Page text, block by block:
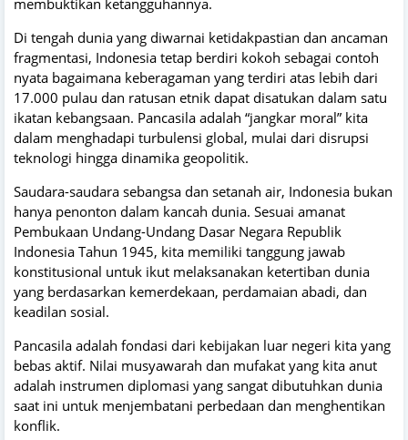
Di tengah dunia yang diwarnai ketidakpastian dan ancaman
fragmentasi, Indonesia tetap berdiri kokoh sebagai contoh
nyata bagaimana keberagaman yang terdiri atas lebih dari
17.000 pulau dan ratusan etnik dapat disatukan dalam satu
ikatan kebangsaan. Pancasila adalah “jangkar moral” kita
dalam menghadapi turbulensi global, mulai dari disrupsi
teknologi hingga dinamika geopolitik.
Saudara-saudara sebangsa dan setanah air, Indonesia bukan
hanya penonton dalam kancah dunia. Sesuai amanat
Pembukaan Undang-Undang Dasar Negara Republik
Indonesia Tahun 1945, kita memiliki tanggung jawab
konstitusional untuk ikut melaksanakan ketertiban dunia
yang berdasarkan kemerdekaan, perdamaian abadi, dan
keadilan sosial.
Pancasila adalah fondasi dari kebijakan luar negeri kita yang
bebas aktif. Nilai musyawarah dan mufakat yang kita anut
adalah instrumen diplomasi yang sangat dibutuhkan dunia
saat ini untuk menjembatani perbedaan dan menghentikan
konflik.